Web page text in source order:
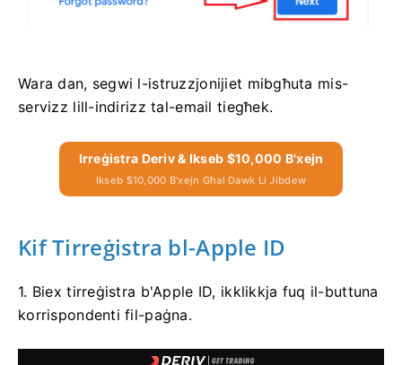
Wara dan, segwi l-istruzzjonijiet mibgħuta mis-
servizz lill-indirizz tal-email tiegħek.
Irreġistra Deriv & Ikseb $10,000 B'xejn
Ikseb $10,000 B'xejn Għal Dawk Li Jibdew
Kif Tirreġistra bl-Apple ID
1. Biex tirreġistra b'Apple ID, ikklikkja fuq il-buttuna
korrispondenti fil-paġna.